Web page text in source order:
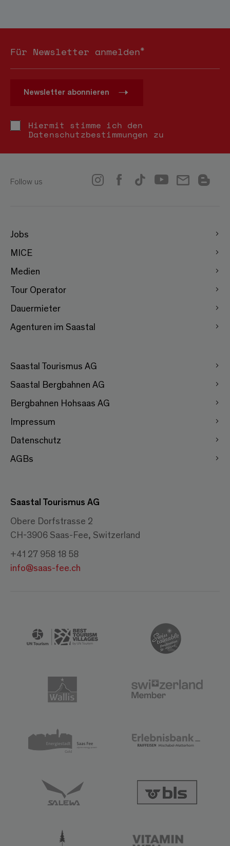
Für Newsletter anmelden*
Newsletter abonnieren
Hiermit stimme ich den
Datenschutzbestimmungen zu
Follow us
Jobs
MICE
Medien
Tour Operator
Dauermieter
Agenturen im Saastal
Saastal Tourismus AG
Saastal Bergbahnen AG
Bergbahnen Hohsaas AG
Impressum
Datenschutz
AGBs
Saastal Tourismus AG
Obere Dorfstrasse 2
CH-3906 Saas-Fee, Switzerland
+41 27 958 18 58
info@saas-fee.ch